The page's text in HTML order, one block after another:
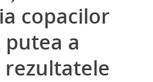
copacilor
a